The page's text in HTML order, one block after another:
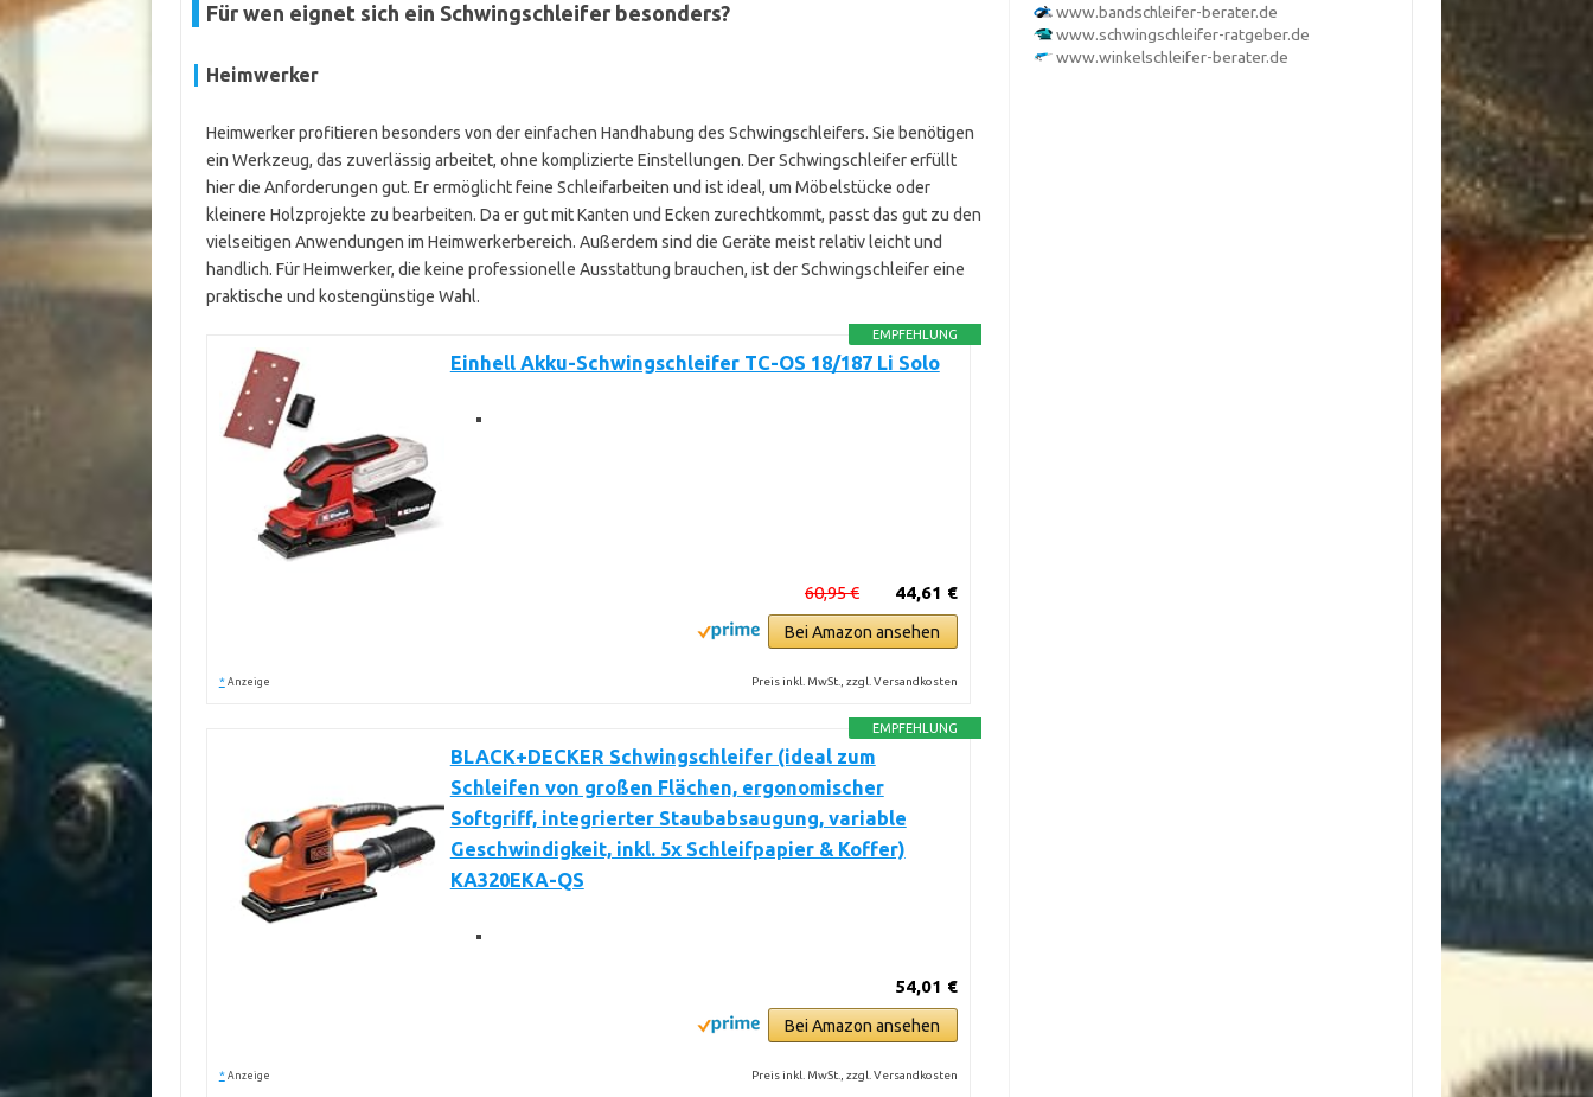
Für wen eignet sich ein Schwingschleifer besonders?
Heimwerker
Heimwerker profitieren besonders von der einfachen Handhabung des Schwingschleifers. Sie benötigen
ein Werkzeug, das zuverlässig arbeitet, ohne komplizierte Einstellungen. Der Schwingschleifer erfüllt
hier die Anforderungen gut. Er ermöglicht feine Schleifarbeiten und ist ideal, um Möbelstücke oder
kleinere Holzprojekte zu bearbeiten. Da er gut mit Kanten und Ecken zurechtkommt, passt das gut zu den
vielseitigen Anwendungen im Heimwerkerbereich. Außerdem sind die Geräte meist relativ leicht und
handlich. Für Heimwerker, die keine professionelle Ausstattung brauchen, ist der Schwingschleifer eine
praktische und kostengünstige Wahl.
EMPFEHLUNG
Einhell Akku-Schwingschleifer TC-OS 18/187 Li Solo
44,61 €
60,95 €
Bei Amazon ansehen
* Anzeige Preis inkl. MwSt., zzgl. Versandkosten
EMPFEHLUNG
BLACK+DECKER Schwingschleifer (ideal zum
Schleifen von großen Flächen, ergonomischer
Softgriff, integrierter Staubabsaugung, variable
Geschwindigkeit, inkl. 5x Schleifpapier & Koffer)
KA320EKA-QS
54,01 €
Bei Amazon ansehen
* Anzeige Preis inkl. MwSt., zzgl. Versandkosten
www.bandschleifer-berater.de
www.schwingschleifer-ratgeber.de
www.winkelschleifer-berater.de